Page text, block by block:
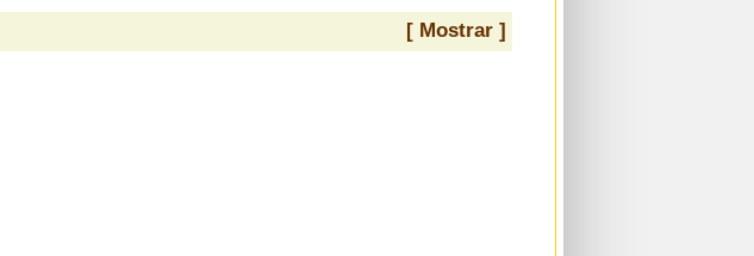
[ Mostrar ]